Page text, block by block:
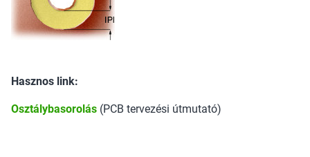
Hasznos link:
Osztálybasorolás (PCB tervezési útmutató)